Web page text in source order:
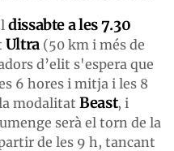
dissabte a les 7.30
Ultra (50 km i més de
d’elit s'espera que
6 hores i mitja i les 8
modalitat Beast, i
serà el torn de la
de les 9 h, tancant